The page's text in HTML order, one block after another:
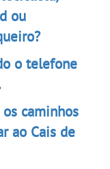
ou
o telefone
os caminhos
ao Cais de